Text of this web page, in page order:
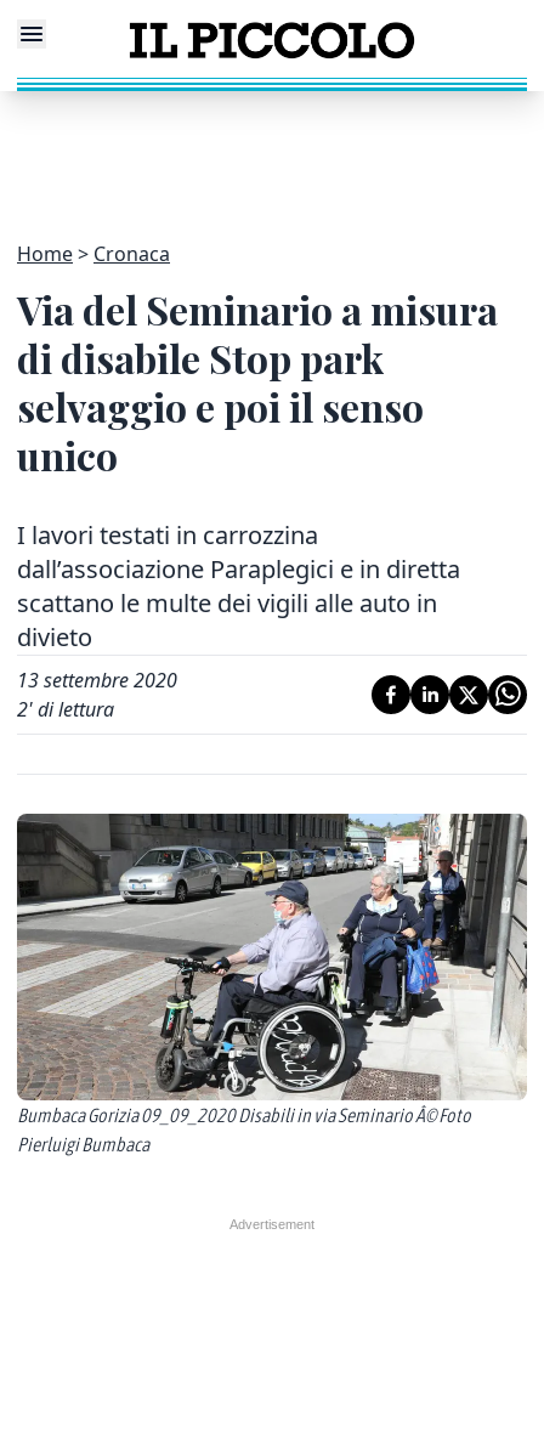
Home Cronaca
Via del Seminario a misura
di disabile Stop park
selvaggio e poi il senso
unico
I lavori testati in carrozzina
dall’associazione Paraplegici e in diretta
scattano le multe dei vigili alle auto in
divieto
13 settembre 2020
2' di lettura
Bumbaca Gorizia 09_09_2020 Disabili in via Seminario Â© Foto
Pierluigi Bumbaca